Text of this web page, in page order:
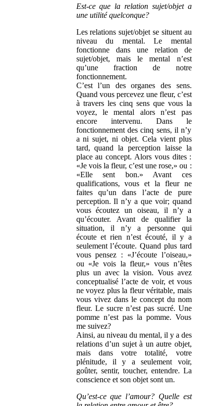
Est-ce que la relation sujet/objet a
une utilité quelconque?
Les relations sujet/objet se situent au
niveau du mental. Le mental
fonctionne dans une relation de
sujet/objet, mais le mental n’est
qu’une fraction de notre
fonctionnement.
C’est l’un des organes des sens.
Quand vous percevez une fleur, c’est
à travers les cinq sens que vous la
voyez, le mental alors n’est pas
encore intervenu. Dans le
fonctionnement des cinq sens, il n’y
a ni sujet, ni objet. Cela vient plus
tard, quand la perception laisse la
place au concept. Alors vous dites :
«Je vois la fleur, c’est une rose,» ou :
«Elle sent bon.» Avant ces
qualifications, vous et la fleur ne
faites qu’un dans l’acte de pure
perception. Il n’y a que voir; quand
vous écoutez un oiseau, il n’y a
qu’écouter. Avant de qualifier la
situation, il n’y a personne qui
écoute et rien n’est écouté, il y a
seulement l’écoute. Quand plus tard
vous pensez : «J’écoute l’oiseau,»
ou «Je vois la fleur,» vous n’êtes
plus un avec la vision. Vous avez
conceptualisé l’acte de voir, et vous
ne voyez plus la fleur véritable, mais
vous vivez dans le concept du nom
fleur. Le sucre n’est pas sucré. Une
pomme n’est pas la pomme. Vous
me suivez?
Ainsi, au niveau du mental, il y a des
relations d’un sujet à un autre objet,
mais dans votre totalité, votre
plénitude, il y a seulement voir,
goûter, sentir, toucher, entendre. La
conscience et son objet sont un.
Qu’est-ce que l’amour? Quelle est